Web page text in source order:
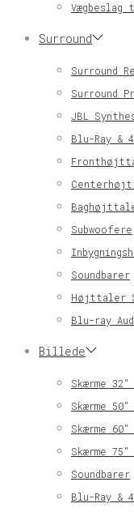
Surround
Surround
Surround
JBL
Blu-Ray &
Subwoofere
Soundbarer
Højttaler
Blu-ray
Billede
Skærme 32″
Skærme 50″
Skærme 60″
Skærme 75″
Soundbarer
Blu-Ray &